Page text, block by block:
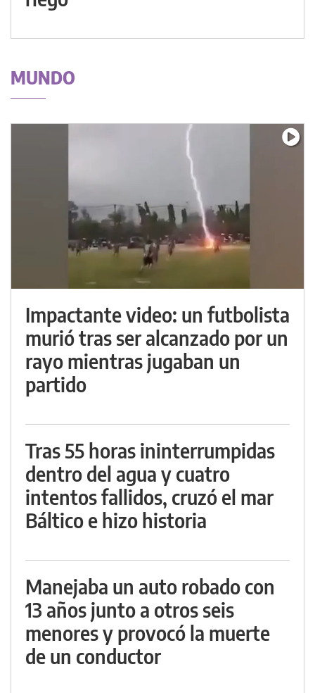
MUNDO
Impactante video: un futbolista
murió tras ser alcanzado por un
rayo mientras jugaban un
partido
Tras 55 horas ininterrumpidas
dentro del agua y cuatro
intentos fallidos, cruzó el mar
Báltico e hizo historia
Manejaba un auto robado con
13 años junto a otros seis
menores y provocó la muerte
de un conductor